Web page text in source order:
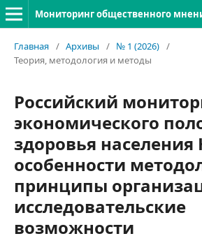
Главная / Архивы / № 1 (2026) /
Теория, методология и методы
Российский
экономического
здоровья
особенности
принципы
исследовательские
возможности